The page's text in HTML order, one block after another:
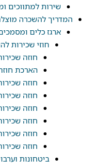
שירות למתווכים
המדריך להשכרה
ארגז כלים
חוזי שכירות
חוזה
הארכת
חוזה
חוזה
חוזה
חוזה
חוזה
חוזה
ביטחונות